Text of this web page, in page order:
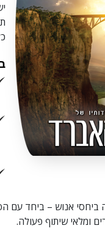
ביחסי אנוש – ביחד עם
ומלאי שיתוף פעולה.